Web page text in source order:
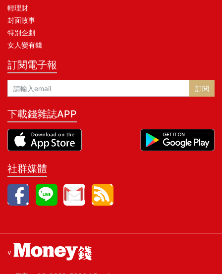
輕理財
封面故事
特別企劃
女人變有錢
訂閱電子報
訂閱
下載錢雜誌APP
社群媒體
v